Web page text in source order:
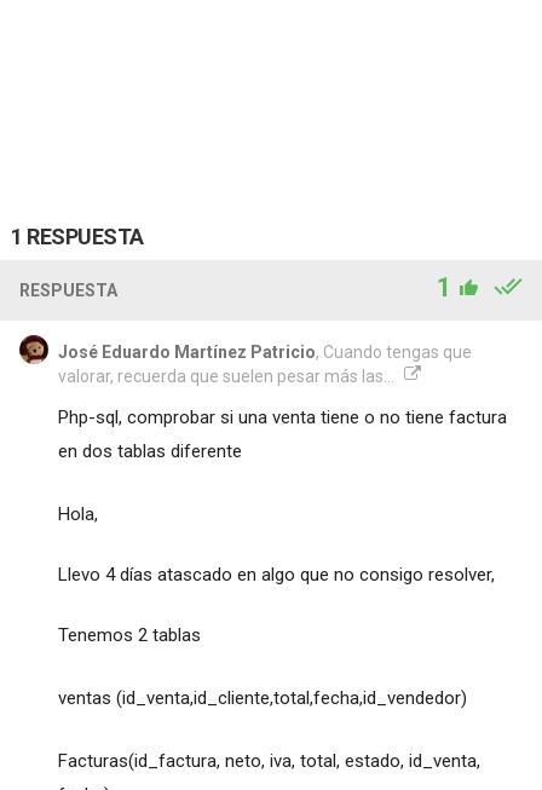
1 RESPUESTA
RESPUESTA 1
José Eduardo Martínez Patricio, Cuando tengas que
valorar, recuerda que suelen pesar más las...
Php-sql, comprobar si una venta tiene o no tiene factura
en dos tablas diferente
Hola,
Llevo 4 días atascado en algo que no consigo resolver,
Tenemos 2 tablas
ventas (id_venta,id_cliente,total,fecha,id_vendedor)
Facturas(id_factura, neto, iva, total, estado, id_venta,